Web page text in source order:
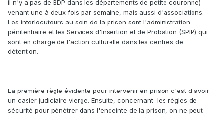
il n'y a pas de BDP dans les départements de petite couronne)
venant une à deux fois par semaine, mais aussi d'associations.
Les interlocuteurs au sein de la prison sont l'administration
pénitentiaire et les Services d'Insertion et de Probation (SPIP) qui
sont en charge de l'action culturelle dans les centres de
détention.
La première règle évidente pour intervenir en prison c'est d'avoir
un casier judiciaire vierge. Ensuite, concernant les règles de
sécurité pour pénétrer dans l'enceinte de la prison, on ne peut